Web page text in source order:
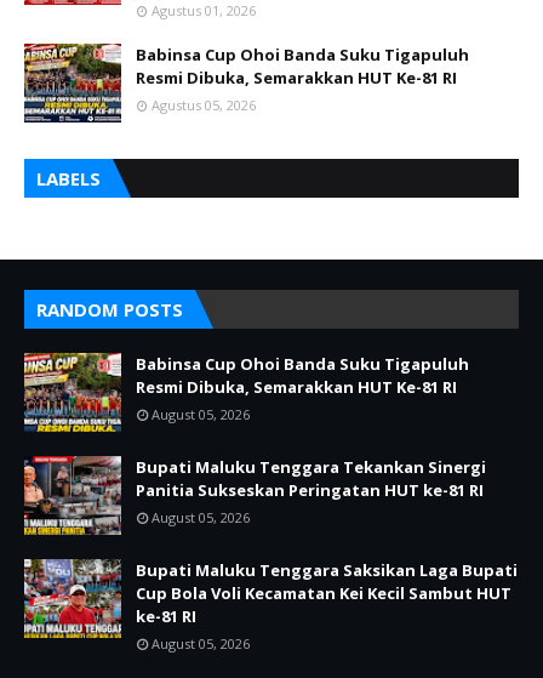
Agustus 01, 2026
Babinsa Cup Ohoi Banda Suku Tigapuluh
Resmi Dibuka, Semarakkan HUT Ke-81 RI
Agustus 05, 2026
LABELS
RANDOM POSTS
Babinsa Cup Ohoi Banda Suku Tigapuluh
Resmi Dibuka, Semarakkan HUT Ke-81 RI
August 05, 2026
Bupati Maluku Tenggara Tekankan Sinergi
Panitia Sukseskan Peringatan HUT ke-81 RI
August 05, 2026
Bupati Maluku Tenggara Saksikan Laga Bupati
Cup Bola Voli Kecamatan Kei Kecil Sambut HUT
ke-81 RI
August 05, 2026